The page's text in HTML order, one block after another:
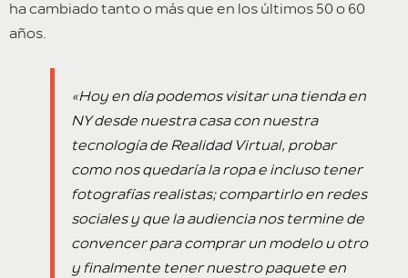
ha cambiado tanto o más que en los últimos 50 o 60
años.
«Hoy en día podemos visitar una tienda en
NY desde nuestra casa con nuestra
tecnología de Realidad Virtual, probar
como nos quedaría la ropa e incluso tener
fotografías realistas; compartirlo en redes
sociales y que la audiencia nos termine de
convencer para comprar un modelo u otro
y finalmente tener nuestro paquete en